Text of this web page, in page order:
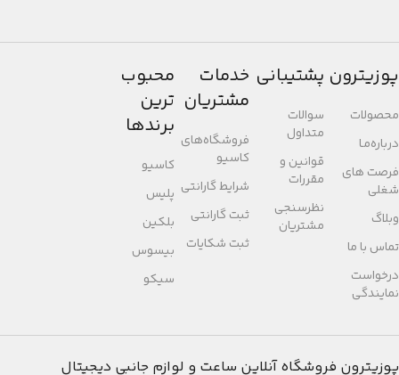
پوزیترون
محصولات
درباره‌مـا
فرصت های
شغلی
وبلاگ
تماس با ما
درخواست
نمایندگی
پشتیبانی
سوالات
متداول
قوانین و
مقررات
نظرسنجی
مشتریان
خدمات
مشتریان
فروشگاه‌های
کاسیو
شرایط گارانتی
ثبت گارانتی
ثبت شکایات
محبوب
ترین
برندها
کاسیو
پلیس
بلکین
بیسوس
سیکو
پوزیترون فروشگاه آنلاین ساعت و لوازم جانبی دیجیتال